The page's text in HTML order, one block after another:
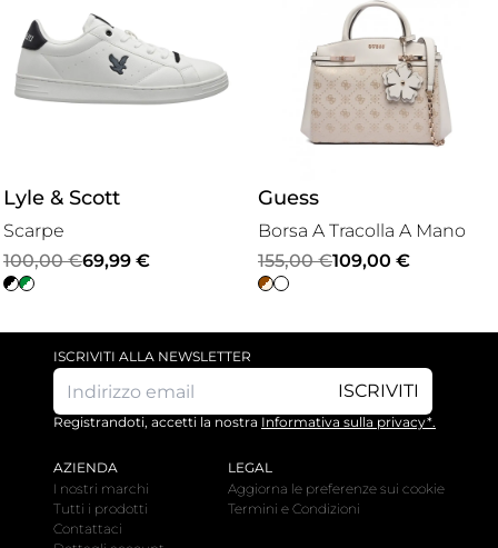
Lyle & Scott
Scarpe
100,00€
Il
prezzo
100,00 €.
69,99 €
Il
prezzo
69,99 €.
Guess
Borsa A Tracolla A Mano
155,00€
Il
prezzo
109,00 €
Il
prezzo
ISCRIVITI ALLA NEWSLETTER
ISCRIVITI
Registrandoti, accetti la nostra Informativa sulla privacy*.
AZIENDA
I nostri marchi
Tutti i prodotti
Contattaci
LEGAL
Aggiorna le preferenze sui cookie
Termini e Condizioni